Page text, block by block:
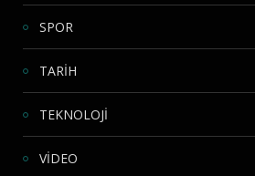
SPOR
TARİH
TEKNOLOJİ
VİDEO